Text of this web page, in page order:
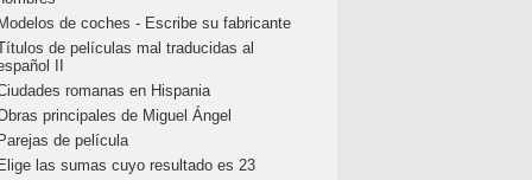
de coches - Escribe su fabricante
de películas mal traducidas al
II
romanas en Hispania
principales de Miguel Ángel
de película
las sumas cuyo resultado es 23